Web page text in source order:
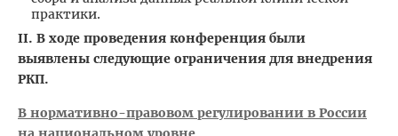
практики.
II. В ходе проведения конференция были
выявлены следующие ограничения для внедрения
РКП.
В нормативно-правовом регулировании в России